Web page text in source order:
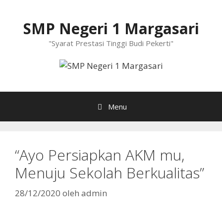
SMP Negeri 1 Margasari
"Syarat Prestasi Tinggi Budi Pekerti"
Menu
“Ayo Persiapkan AKM mu,
Menuju Sekolah Berkualitas”
28/12/2020 oleh admin